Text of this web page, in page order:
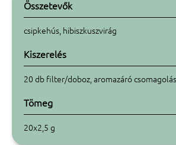
Összetevők
csipkehús, hibiszkuszvirág
Kiszerelés
20 db filter/doboz, aromazáró
Tömeg
20x2,5 g